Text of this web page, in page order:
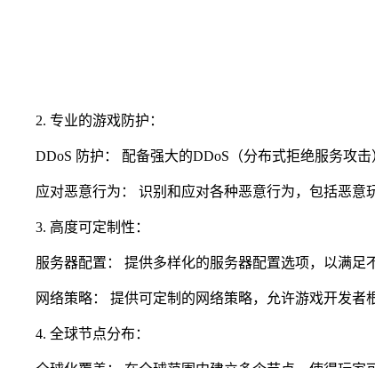
2. 专业的游戏防护：
DDoS 防护： 配备强大的DDoS（分布式拒绝服务攻击
应对恶意行为： 识别和应对各种恶意行为，包括恶意
3. 高度可定制性：
服务器配置： 提供多样化的服务器配置选项，以满足
网络策略： 提供可定制的网络策略，允许游戏开发者
4. 全球节点分布：